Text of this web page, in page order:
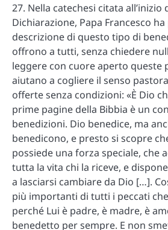
27. Nella catechesi citata all’inizio
Dichiarazione, Papa Francesco
descrizione di questo tipo di
offrono a tutti, senza chiedere
leggere con cuore aperto queste
aiutano a cogliere il senso
offerte senza condizioni: «È Dio
prime pagine della Bibbia è un
benedizioni. Dio benedice, ma
benedicono, e presto si scopre
possiede una forza speciale, che
tutta la vita chi la riceve, e
a lasciarsi cambiare da Dio […].
più importanti di tutti i peccati
perché Lui è padre, è madre, è
benedetto per sempre. E non